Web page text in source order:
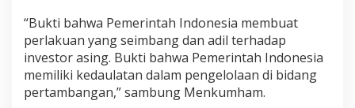
“Bukti bahwa Pemerintah Indonesia membuat
perlakuan yang seimbang dan adil terhadap
investor asing. Bukti bahwa Pemerintah Indonesia
memiliki kedaulatan dalam pengelolaan di bidang
pertambangan,” sambung Menkumham.